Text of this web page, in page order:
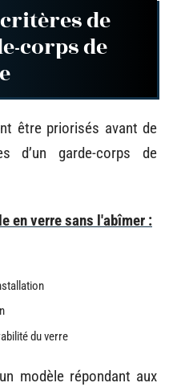
de
corps de
être priorisés avant de
d’un garde-corps de
en verre sans l'abîmer :
du verre
modèle répondant aux